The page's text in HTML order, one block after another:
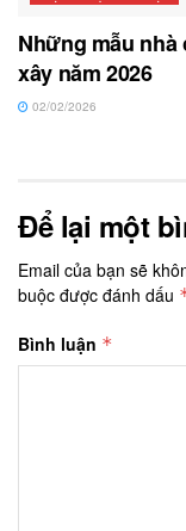
Những mẫu nhà
xây năm 2026
02/02/2026
Để lại một
Email của bạn sẽ
buộc được đánh dấu
Bình luận *